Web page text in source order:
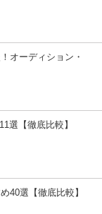
オーディション・
選【徹底比較】
40選【徹底比較】